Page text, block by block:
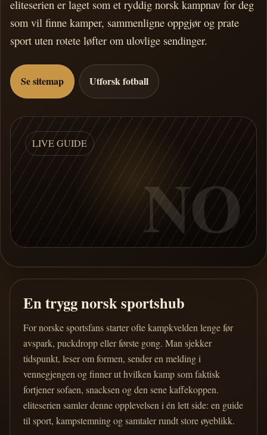
eliteserien er laget som et ryddig norsk kampnav for deg
som vil finne kamper, sammenligne oppgjør og prate
sport uten rotete løfter om ulovlige sendinger.
Se sitemap Utforsk fotball
LIVE GUIDE
NO
En trygg norsk sportshub
For norske sportsfans starter ofte kampkvelden lenge før
avspark, puckdropp eller første gong. Man sjekker
tidspunkt, leser om formen, sender en melding i
vennegjengen og finner ut hvilken kamp som faktisk
fortjener sofaen, snacksen og den sene kaffekoppen.
eliteserien samler denne opplevelsen i én lett side: en guide
til sport, kampstemning og samtaler rundt store øyeblikk.